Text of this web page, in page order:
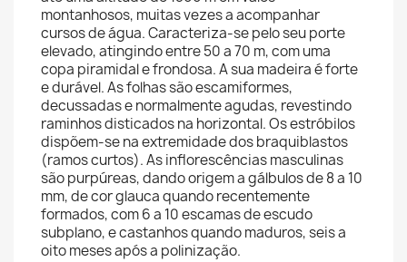
montanhosos, muitas vezes a acompanhar
cursos de água. Caracteriza-se pelo seu porte
elevado, atingindo entre 50 a 70 m, com uma
copa piramidal e frondosa. A sua madeira é forte
e durável. As folhas são escamiformes,
decussadas e normalmente agudas, revestindo
raminhos disticados na horizontal. Os estróbilos
dispõem-se na extremidade dos braquiblastos
(ramos curtos). As inflorescências masculinas
são purpúreas, dando origem a gálbulos de 8 a 10
mm, de cor glauca quando recentemente
formados, com 6 a 10 escamas de escudo
subplano, e castanhos quando maduros, seis a
oito meses após a polinização.